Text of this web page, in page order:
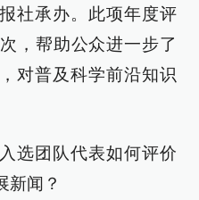
社承办。此项年度评
，帮助公众进一步了
对普及科学前沿知识
选团队代表如何评价
新闻？